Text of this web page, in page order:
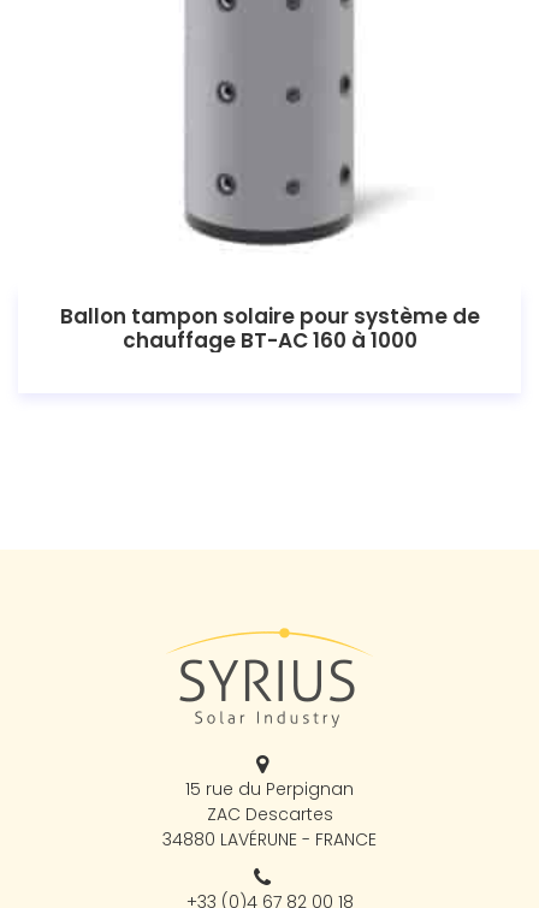
Ballon tampon solaire pour système de
chauffage BT-AC 160 à 1000
15 rue du Perpignan
ZAC Descartes
34880 LAVÉRUNE - FRANCE
+33 (0)4 67 82 00 18